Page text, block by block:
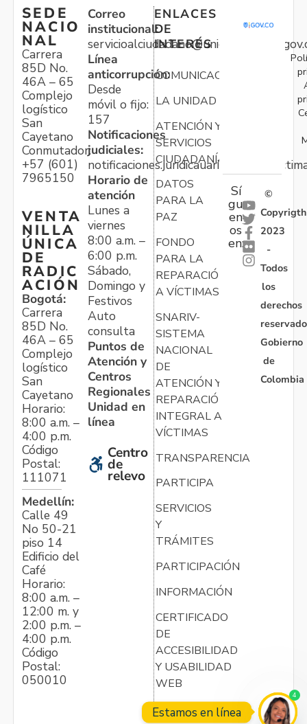
SEDE
NACIO
NAL
Carrera
85D No.
46A – 65
Complejo
logístico
San
Cayetano
Conmutador:
+57 (601)
7965150
VENTA
NILLA
ÚNICA
DE
RADIC
ACIÓN
Bogotá:
Carrera
85D No.
46A – 65
Complejo
logístico
San
Cayetano
Horario:
8:00 a.m. –
4:00 p.m.
Código
Postal:
111071
Medellín:
Calle 49
No 50-21
piso 14
Edificio del
Café
Horario:
8:00 a.m. –
12:00 m. y
2:00 p.m. –
4:00 p.m.
Código
Postal:
050010
Correo
institucional:
Línea
anticorrupción:
Desde
móvil o fijo:
157
Notificaciones
judiciales:
Horario de
atención
Lunes a
viernes
8:00 a.m. –
6:00 p.m.
Sábado,
Domingo y
Festivos
Auto
consulta
Puntos de
Atención y
Centros
Regionales
Unidad en
línea
Centro
de
relevo
ENLACES
DE
INTERÉS
COMUNICACIONES
LA UNIDAD
ATENCIÓN Y
SERVICIOS
CIUDADANÍA
DATOS
PARA LA
PAZ
FONDO
PARA LA
REPARACIÓN
A VÍCTIMAS
SNARIV-
SISTEMA
NACIONAL
DE
ATENCIÓN Y
REPARACIÓN
INTEGRAL A
VÍCTIMAS
TRANSPARENCIA
PARTICIPA
SERVICIOS
Y
TRÁMITES
PARTICIPACIÓN
INFORMACIÓN
CERTIFICADO
DE
ACCESIBILIDAD
Y USABILIDAD
WEB
Sí
gu
en
os
en:
©
Copyrigth
2023
-
Todos
los
derechos
Gobierno
de
Colombia
Estamos en línea
4